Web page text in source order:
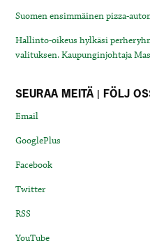
Suomen ensimmäinen pizza-
Hallinto-oikeus hylkäsi
valituksen. Kaupunginjohtaja
SEURAA MEITÄ | FÖLJ
Email
GooglePlus
Facebook
Twitter
RSS
YouTube